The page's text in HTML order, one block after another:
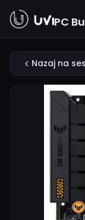
PC
Nazaj na